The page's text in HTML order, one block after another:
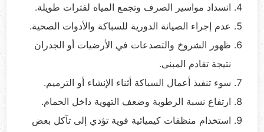
انسداد مواسير الصرف وتجمع المياه لفترات طويلة.
عدم إجراء الصيانة الدورية للسباكة والأدوات الصحية.
ظهور الشروخ والتصدعات في الأرضيات أو الجدران
نتيجة تقادم المبنى.
سوء تنفيذ أعمال السباكة أثناء الإنشاء أو الترميم.
ارتفاع نسبة الرطوبة وضعف التهوية داخل الحمام.
استخدام منظفات كيميائية قوية تؤدي إلى تآكل بعض